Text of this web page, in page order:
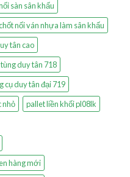
sàn sân khấu
nối ván nhựa làm sân khấu
tân cao
duy tân 718
cụ duy tân đại 719
nhỏ
pallet liền khối pl08lk
hàng mới